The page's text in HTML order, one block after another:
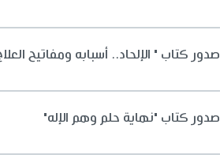
صدور كتاب " الإلحاد.. أسبابه ومفاتيح
صدور كتاب "نهاية حلم وهم الإله"